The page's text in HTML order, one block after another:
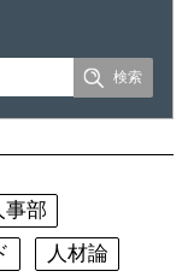
事部
人材論